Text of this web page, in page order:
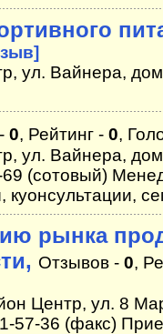
ул. Вайнера,
0, Рейтинг - 0,
ул. Вайнера,
69 (сотовый)
рынка
Отзывов - 0,
Центр, ул. 8
57-36 (факс)